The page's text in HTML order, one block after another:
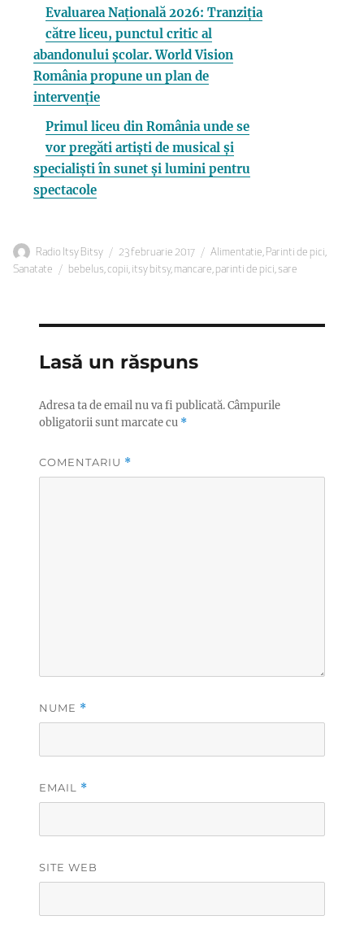
Evaluarea Națională 2026: Tranziția
către liceu, punctul critic al
abandonului școlar. World Vision
România propune un plan de
intervenție
Primul liceu din România unde se
vor pregăti artiști de musical și
specialiști în sunet și lumini pentru
spectacole
Autor
Radio Itsy Bitsy
Publicat
pe
23 februarie 2017 Categorii
Alimentatie, Parinti de pici,
Sanatate
Etichete
bebelus,copii, itsy bitsy, mancare, parinti de pici, sare
Lasă un răspuns
Adresa ta de email nu va fi publicată.Câmpurile
obligatorii sunt marcate cu *
COMENTARIU *
NUME *
EMAIL *
SITE WEB